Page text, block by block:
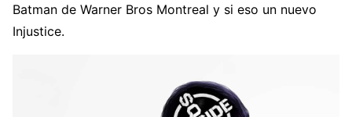
Batman de Warner Bros Montreal y si eso un nuevo
Injustice.